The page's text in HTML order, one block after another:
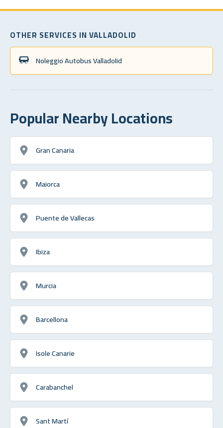
OTHER SERVICES IN VALLADOLID
Noleggio Autobus Valladolid
Popular Nearby Locations
Gran Canaria
Maiorca
Puente de Vallecas
Ibiza
Murcia
Barcellona
Isole Canarie
Carabanchel
Sant Martí